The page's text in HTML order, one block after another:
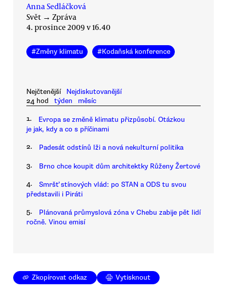
Anna Sedláčková
Svět → Zpráva
4. prosince 2009 v 16.40
#Změny klimatu #Kodaňská konference
Nejčtenější
Nejdiskutovanější
24 hod
týden měsíc
1.
Evropa se změně klimatu přizpůsobí. Otázkou
je jak, kdy a co s příčinami
2. Padesát odstínů lži a nová nekulturní politika
3. Brno chce koupit dům architektky Růženy Žertové
4.
Smršť stínových vlád: po STAN a ODS tu svou
představili i Piráti
5.
Plánovaná průmyslová zóna v Chebu zabije pět lidí
ročně. Vinou emisí
Zkopírovat odkaz Vytisknout